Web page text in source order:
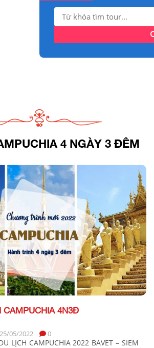
Tìm
kiếm:
4 NGÀY 3 ĐÊM
CAMPUCHIA 4N3Đ
05/2022 0
LỊCH CAMPUCHIA 2022 BAVET – SIEM